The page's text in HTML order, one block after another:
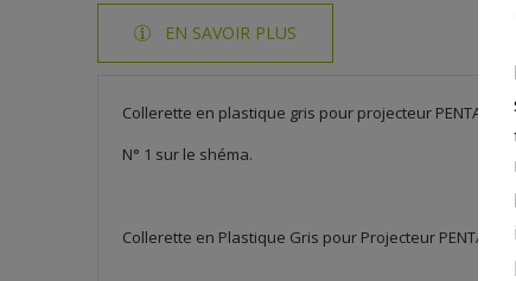
EN SAVOIR PLUS
Collerette en plastique gris pour projecteur PENTAIR
N° 1 sur le shéma.
Collerette en Plastique Gris pour Projecteur PENTAIR